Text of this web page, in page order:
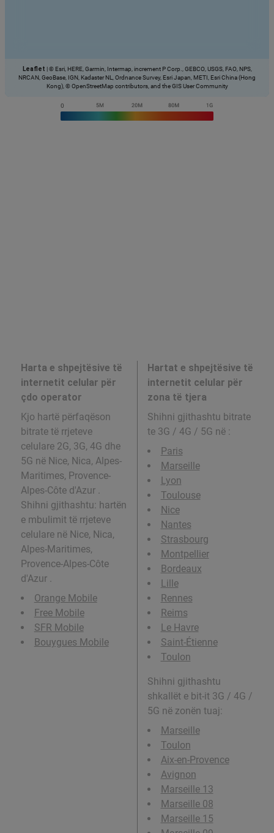
Leaflet |© Esri, HERE, Garmin, Intermap, increment P Corp., GEBCO, USGS, FAO, NPS,
NRCAN, GeoBase, IGN, Kadaster NL, Ordnance Survey, Esri Japan, METI, Esri China (Hong
Kong), © OpenStreetMap contributors, and the GIS User Community
Harta e shpejtësive të
internetit celular për
çdo operator
Kjo hartë përfaqëson
bitrate të rrjeteve
celulare 2G, 3G, 4G dhe
5G në Nice, Nica, Alpes-
Maritimes, Provence-
Alpes-Côte d'Azur .
Shihni gjithashtu: hartën
e mbulimit të rrjeteve
celulare në Nice, Nica,
Alpes-Maritimes,
Provence-Alpes-Côte
d'Azur .
Orange Mobile
Free Mobile
SFR Mobile
Bouygues Mobile
Hartat e shpejtësive të
internetit celular për
zona të tjera
Shihni gjithashtu bitrate
te 3G / 4G / 5G në :
Paris
Marseille
Lyon
Toulouse
Nice
Nantes
Strasbourg
Montpellier
Bordeaux
Lille
Rennes
Reims
Le Havre
Saint-Étienne
Toulon
Shihni gjithashtu
shkallët e bit-it 3G / 4G /
5G në zonën tuaj:
Marseille
Toulon
Aix-en-Provence
Avignon
Marseille 13
Marseille 08
Marseille 15